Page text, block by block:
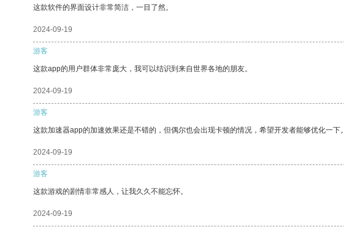
这款软件的界面设计非常简洁，一目了然。
2024-09-19
游客
这款app的用户群体非常庞大，我可以结识到来自世界各地的朋友。
2024-09-19
游客
这款加速器app的加速效果还是不错的，但偶尔也会出现卡顿的情况，希望开发者能够优化一下。
2024-09-19
游客
这款游戏的剧情非常感人，让我久久不能忘怀。
2024-09-19